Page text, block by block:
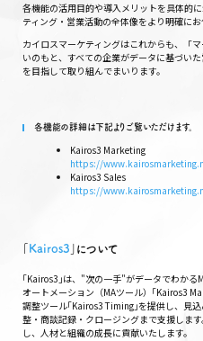
各機能の活用目的や導入メリットを具体的
ティング・営業活動の全体像をより明確に
カイロスマーケティングはこれからも、「
いのもと、すべての企業がデータに基づい
を目指して取り組んでまいります。
各機能の詳細は下記よりご覧いただけます。
Kairos3 Marketing
https://
Kairos3 Sales
https://
Kairos3 ｣について
｢Kairos3｣は、"次の一手"がデータでわかる
オートメーション（MAツール）｢Kairos3
調整ツール｢Kairos3 Timing｣を提供し、見
整・商談記録・クロージングまで支援しま
し、人材と組織の成長に貢献いたします。